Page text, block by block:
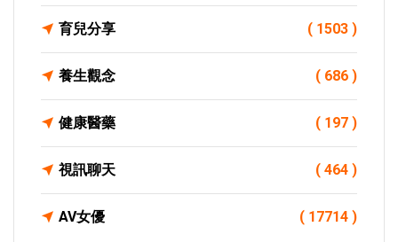
育兒分享 ( 1503 )
養生觀念 ( 686 )
健康醫藥 ( 197 )
視訊聊天 ( 464 )
AV女優 ( 17714 )